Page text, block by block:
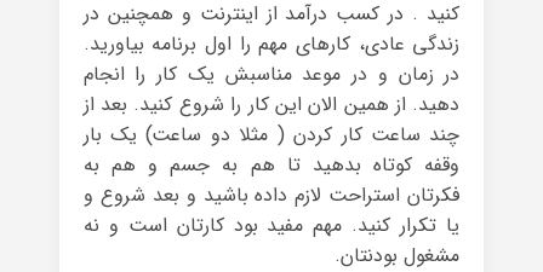
کنید . در کسب درآمد از اینترنت و همچنین در
زندگی عادی، کارهای مهم را اول برنامه بیاورید.
در زمان و در موعد مناسبش یک کار را انجام
دهید. از همین الان این کار را شروع کنید. بعد از
چند ساعت کار کردن ( مثلا دو ساعت) یک بار
وقفه کوتاه بدهید تا هم به جسم و هم به
فکرتان استراحت لازم داده باشید و بعد شروع و
یا تکرار کنید. مهم مفید بود کارتان است و نه
مشغول بودنتان.